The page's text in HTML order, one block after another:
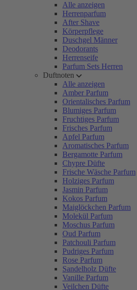
Alle anzeigen
Herrenparfum
After Shave
Körperpflege
Duschgel Männer
Deodorants
Herrenseife
Parfum Sets Herren
Duftnoten
Alle anzeigen
Amber Parfum
Orientalisches Parfum
Blumiges Parfum
Fruchtiges Parfum
Frisches Parfum
Apfel Parfum
Aromatisches Parfum
Bergamotte Parfum
Chypre Düfte
Frische Wäsche Parfum
Holziges Parfum
Jasmin Parfum
Kokos Parfum
Maiglöckchen Parfum
Molekül Parfum
Moschus Parfum
Oud Parfum
Patchouli Parfum
Pudriges Parfum
Rose Parfum
Sandelholz Düfte
Vanille Parfum
Veilchen Düfte